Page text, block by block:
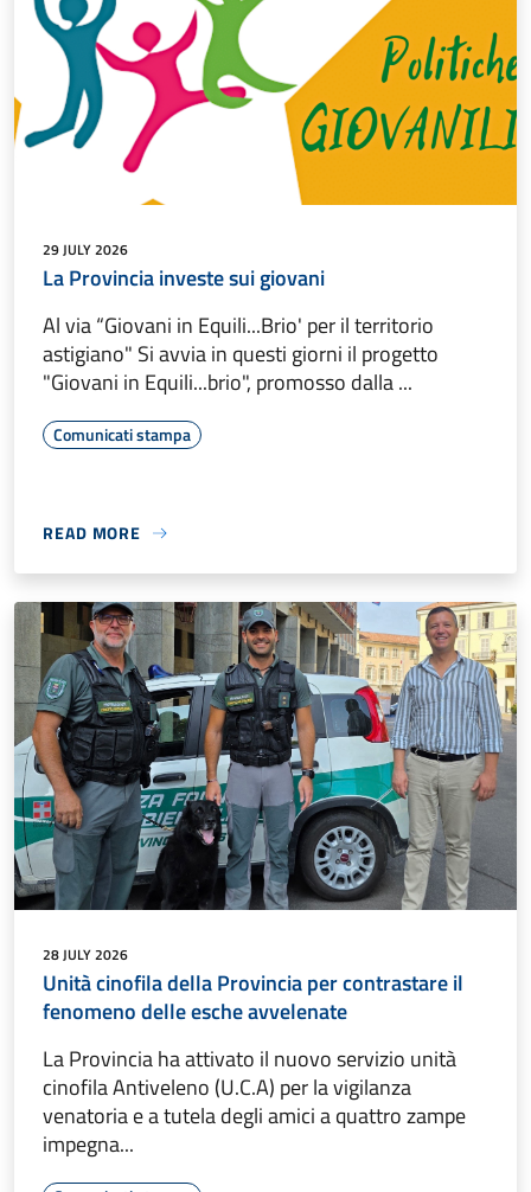
29 JULY 2026
La Provincia investe sui giovani
Al via “Giovani in Equili...Brio' per il territorio
astigiano" Si avvia in questi giorni il progetto
"Giovani in Equili...brio", promosso dalla ...
Comunicati stampa
READ MORE
28 JULY 2026
Unità cinofila della Provincia per contrastare il
fenomeno delle esche avvelenate
La Provincia ha attivato il nuovo servizio unità
cinofila Antiveleno (U.C.A) per la vigilanza
venatoria e a tutela degli amici a quattro zampe
impegna...